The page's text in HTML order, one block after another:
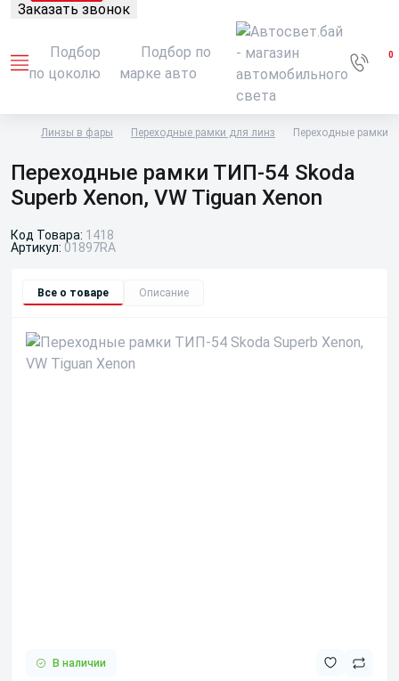
Заказать звонок
Подбор
по цоколю
Подбор по
марке авто
0
Линзы в фары Переходные рамки для линз Переходные рамки
Переходные рамки ТИП-54 Skoda
Superb Xenon, VW Tiguan Xenon
Код Товара: 1418
Артикул: 01897RA
Все о товаре Описание
В наличии